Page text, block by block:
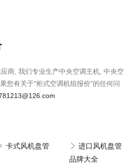
商, 我们专业生产中央空调主机, 中央空
您有关于"柜式空调机组报价"的任何问
卡式风机盘管
进口风机盘管
品牌大全